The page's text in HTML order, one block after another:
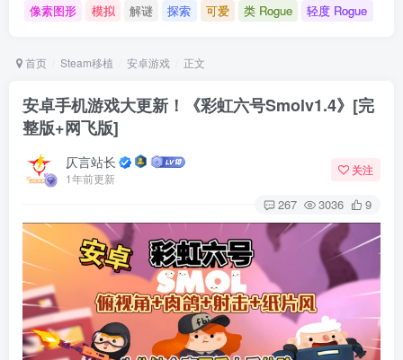
像素图形
模拟 解谜 探索 可爱 类 Rogue 轻度 Rogue
首页 Steam移植 安卓游戏 正文
安卓手机游戏大更新！《彩虹六号Smolv1.4》[完
整版+网飞版]
仄言站长
1年前更新
关注
267 3036 9